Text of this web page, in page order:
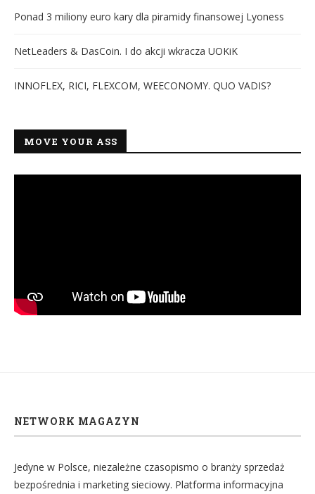
Ponad 3 miliony euro kary dla piramidy finansowej Lyoness
NetLeaders & DasCoin. I do akcji wkracza UOKiK
INNOFLEX, RICI, FLEXCOM, WEECONOMY. QUO VADIS?
MOVE YOUR ASS
NETWORK MAGAZYN
Jedyne w Polsce, niezależne czasopismo o branży sprzedaż
bezpośrednia i marketing sieciowy. Platforma informacyjna